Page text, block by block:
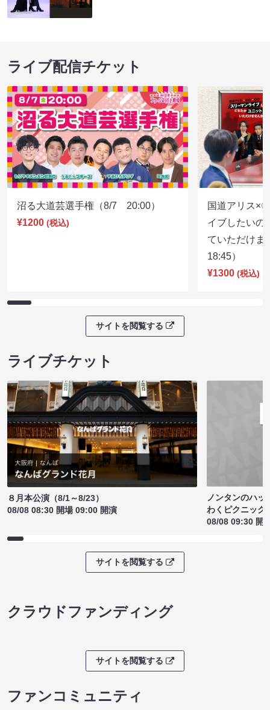
ライブ配信チケット
沼る大道芸選手権（8/7 20:00）
¥1200 (税込)
国道アリス×
イブしたいの
ていただけ
18:45）
¥1300 (税込)
サイトを閲覧する
ライブチケット
８月本公演（8/1～8/23）
08/08 08:30 開場 09:00 開演
ノンタンのハッ
わくピクニック
08/08 09:30 開
サイトを閲覧する
クラウドファンディング
サイトを閲覧する
ファンコミュニティ